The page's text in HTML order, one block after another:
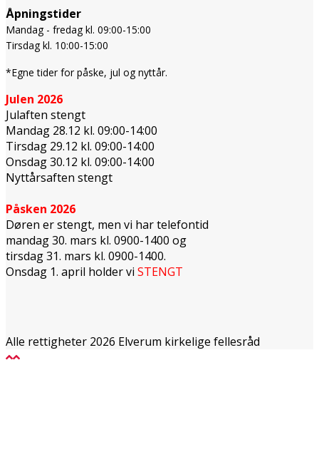
Åpningstider
Mandag - fredag kl. 09:00-15:00
Tirsdag kl. 10:00-15:00
*Egne tider for påske, jul og nyttår.
Julen 2026
Julaften stengt
Mandag 28.12 kl. 09:00-14:00
Tirsdag 29.12 kl. 09:00-14:00
Onsdag 30.12 kl. 09:00-14:00
Nyttårsaften stengt
Påsken 2026
Døren er stengt, men vi har telefontid
mandag 30. mars kl. 0900-1400 og
tirsdag 31. mars kl. 0900-1400.
Onsdag 1. april holder vi STENGT
Alle rettigheter 2026 Elverum kirkelige fellesråd